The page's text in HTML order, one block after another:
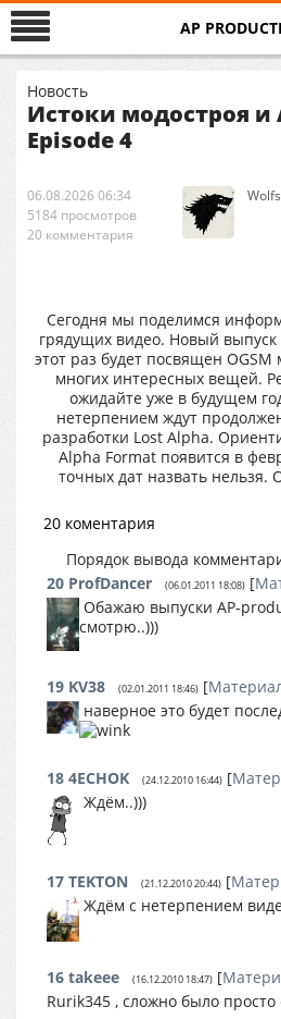
AP
Новость
Истоки модостроя и
Episode 4
06.08.2026 06:34
5184 просмотров
20 комментария
Сегодня мы поделимся
грядущих видео. Новый выпуск
этот раз будет посвящен
многих интересных вещей.
ожидайте уже в будущем
нетерпением ждут
разработки Lost Alpha.
Alpha Format появится в
точных дат назвать нельзя.
20 коментария
Порядок вывода
20 ProfDancer (06.01.2011 18:08) [
Обажаю выпуски АР-
смотрю..)))
19 KV38 (02.01.2011 18:46) [
наверное это будет
18 4ECHOK (24.12.2010 16:44) [
Ждём..)))
17 TEKTON (21.12.2010 20:44) [
Ждём с нетерпением
16 takeee (16.12.2010 18:47) [
Rurik345 , сложно было просто